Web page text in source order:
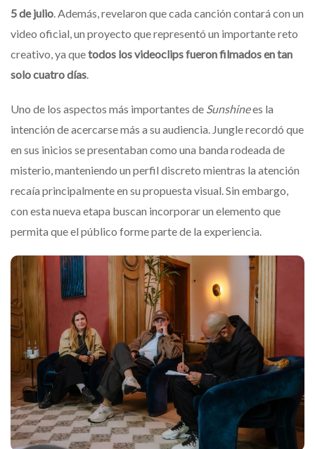
5 de julio . Además, revelaron que cada canción contará con un
video oficial, un proyecto que representó un importante reto
creativo, ya quetodos los videoclips fueron filmados en tan
solo cuatro días
Uno de los aspectos más importantes de Sunshinees la
intención de acercarse más a su audiencia. Jungle recordó que
en sus inicios se presentaban como una banda rodeada de
misterio, manteniendo un perfil discreto mientras la atención
recaía principalmente en su propuesta visual. Sin embargo,
con esta nueva etapa buscan incorporar un elemento que
permita que el público forme parte de la experiencia.